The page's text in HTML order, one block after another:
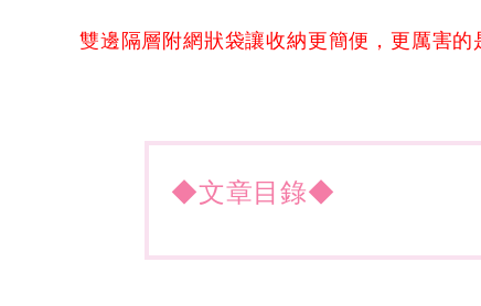
雙邊隔層附網狀袋讓收納更簡便，更厲害
◆文章目錄◆